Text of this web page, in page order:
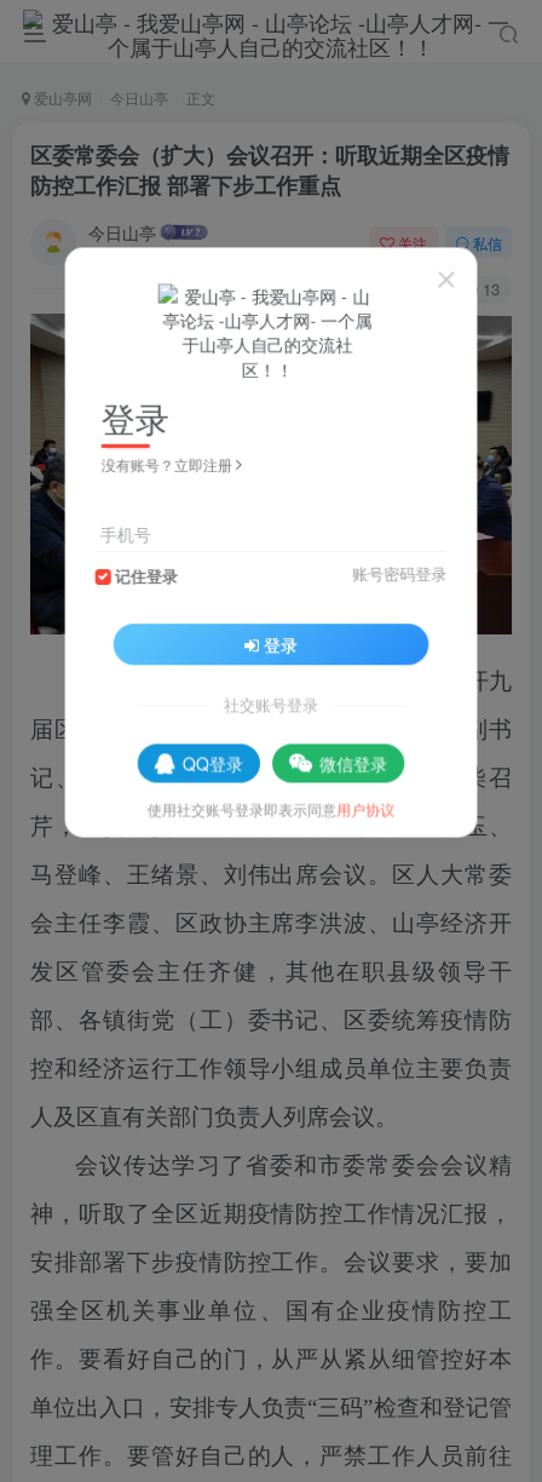
爱山亭网 今日山亭 正文
区委常委会（扩大）会议召开：听取近期全区疫情
防控工作汇报 部署下步工作重点
今日山亭
4年前发布
关注 私信
33 13
3月15日下午，区委书记王德海主持召开九
届区委第8次常委会（扩大）会议。区委副书
记、区长刘洪鹏，区委副书记宋绪美、柴召
芹，区委常委王彪、张铁译、周琪、汪良玉、
马登峰、王绪景、刘伟出席会议。区人大常委
会主任李霞、区政协主席李洪波、山亭经济开
发区管委会主任齐健，其他在职县级领导干
部、各镇街党（工）委书记、区委统筹疫情防
控和经济运行工作领导小组成员单位主要负责
人及区直有关部门负责人列席会议。
会议传达学习了省委和市委常委会会议精
神，听取了全区近期疫情防控工作情况汇报，
安排部署下步疫情防控工作。会议要求，要加
强全区机关事业单位、国有企业疫情防控工
作。要看好自己的门，从严从紧从细管控好本
单位出入口，安排专人负责“三码”检查和登记管
理工作。要管好自己的人，严禁工作人员前往
登录
没有账号？立即注册
手机号
记住登录 账号密码登录
登录
社交账号登录
QQ登录 微信登录
使用社交账号登录即表示同意用户协议